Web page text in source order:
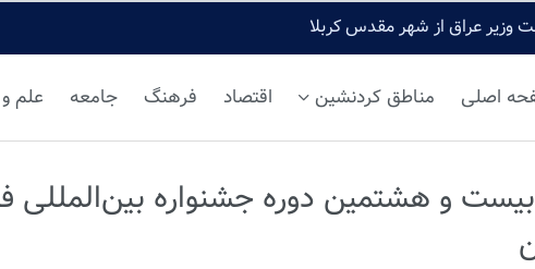
وزیر عراق از شهر مقدس کربلا
اصلی مناطق کردنشین اقتصاد فرهنگ جامعه علم
و هشتمین دوره جشنواره بین‌المللی